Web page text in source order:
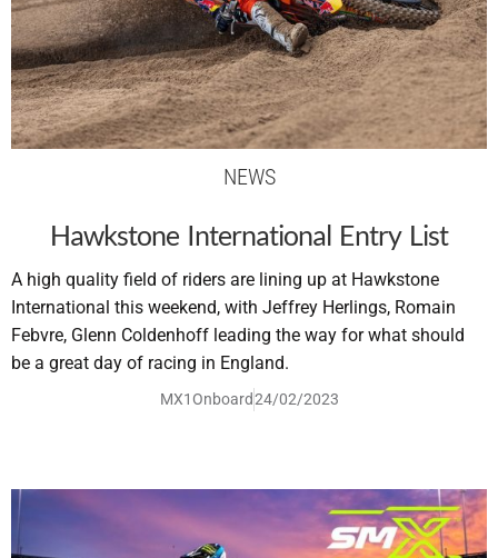
NEWS
Hawkstone International Entry List
A high quality field of riders are lining up at Hawkstone
International this weekend, with Jeffrey Herlings, Romain
Febvre, Glenn Coldenhoff leading the way for what should
be a great day of racing in England.
MX1Onboard24/02/2023